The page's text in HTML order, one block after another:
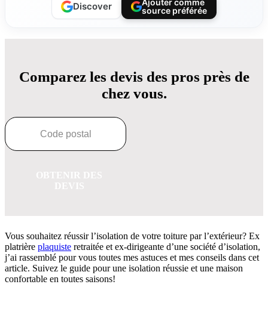
Discover
Ajouter comme
source préférée
Comparez les devis des pros près de
chez vous.
Vous souhaitez réussir l’isolation de votre toiture par l’extérieur? Ex
platrière plaquiste retraitée et ex-dirigeante d’une société d’isolation,
j’ai rassemblé pour vous toutes mes astuces et mes conseils dans cet
article. Suivez le guide pour une isolation réussie et une maison
confortable en toutes saisons!